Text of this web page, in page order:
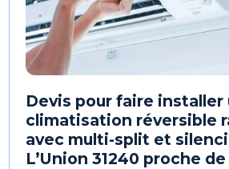
Devis pour faire installer
climatisation réversible
avec multi-split et
L’Union 31240 proche